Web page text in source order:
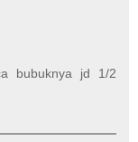
bubuknya jd 1/2